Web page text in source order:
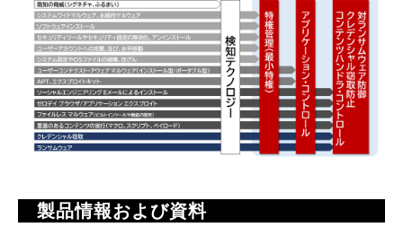
製品情報および資料